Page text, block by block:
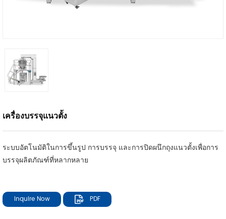
เครื่องบรรจุแนวตั้ง
ระบบอัตโนมัติในการขึ้นรูป การบรรจุ และการปิดผนึกถุงแนวตั้งเพื่อการ
บรรจุผลิตภัณฑ์ที่หลากหลาย
Inquire Now PDF